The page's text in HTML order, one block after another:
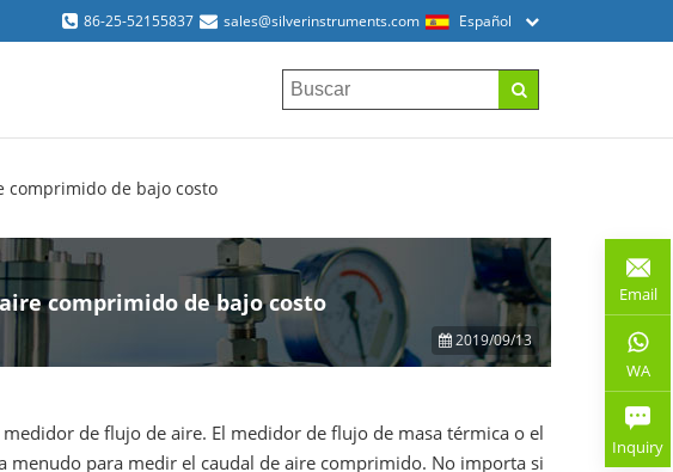
86-25-52155837 sales@silverinstruments.com Español
comprimido de bajo costo
comprimido de bajo costo
2019/09/13
de flujo de aire. El medidor de flujo de masa térmica o el
para medir el caudal de aire comprimido. No importa si
Email
WA
Inquiry